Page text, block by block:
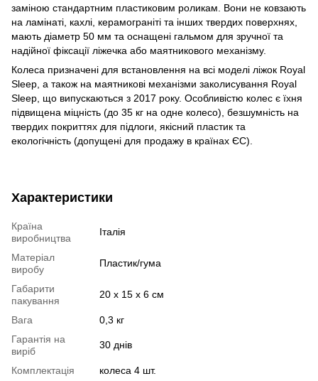
заміною стандартним пластиковим роликам. Вони не ковзають
на ламінаті, кахлі, керамограніті та інших твердих поверхнях,
мають діаметр 50 мм та оснащені гальмом для зручної та
надійної фіксації ліжечка або маятникового механізму.
Колеса призначені для встановлення на всі моделі ліжок Royal
Sleep, а також на маятникові механізми заколисування Royal
Sleep, що випускаються з 2017 року. Особливістю колес є їхня
підвищена міцність (до 35 кг на одне колесо), безшумність на
твердих покриттях для підлоги, якісний пластик та
екологічність (допущені для продажу в країнах ЄС).
Характеристики
Країна
виробництва
Італія
Матеріал
виробу
Пластик/гума
Габарити
пакування
20 х 15 х 6 см
Вага
0,3 кг
Гарантія на
виріб
30 днів
Комплектація колеса 4 шт.